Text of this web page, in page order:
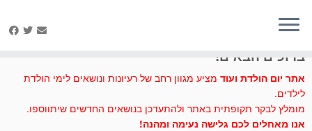
ברוכים הבאים!
אתר יום הולדת ועוד מציע מגוון רחב של רעיונות ונושאים לימי הולדת
לילדים.
מומלץ לבקר תקופתית באתר ולהתעדכן בנושאים החדשים שיתווספו.
אנו מאחלים לכם גלישה נעימה ומהנה!